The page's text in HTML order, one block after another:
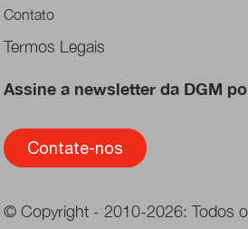
Contato
Termos Legais
Assine a newsletter da DGM
Contate-nos
© Copyright - 2010-2026: Todos